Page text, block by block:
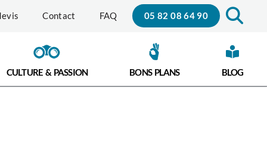
Contact FAQ 05 82 08 64 90
CULTURE & PASSION BONS PLANS BLOG